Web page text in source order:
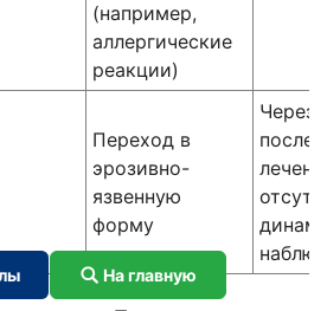
(например,
аллергические
реакции)
Переход в
эрозивно-
язвенную
форму
Через
после
На главную